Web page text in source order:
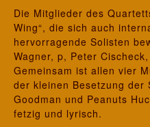
Die Mitglieder des
Wing“, die sich auch
hervorragende Solisten
Wagner, p, Peter
Gemeinsam ist allen vier
der kleinen Besetzung der
Goodman und Peanuts
fetzig und lyrisch.